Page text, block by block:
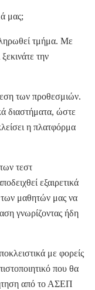
μας;
τμήμα. Με
την
των προθεσμιών.
διαστήματα, ώστε
η πλατφόρμα
τεστ
εξαιρετικά
των μαθητών μας να
γνωρίζοντας ήδη
με φορείς
που θα
από το ΑΣΕΠ